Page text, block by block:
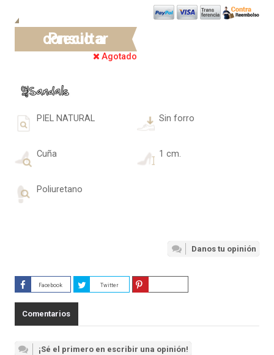
Precio a consultar
Agotado
PIEL NATURAL Sin forro
Cuña 1 cm.
Poliuretano
Danos tu opinión
Facebook Twitter
Comentarios
¡Sé el primero en escribir una opinión!